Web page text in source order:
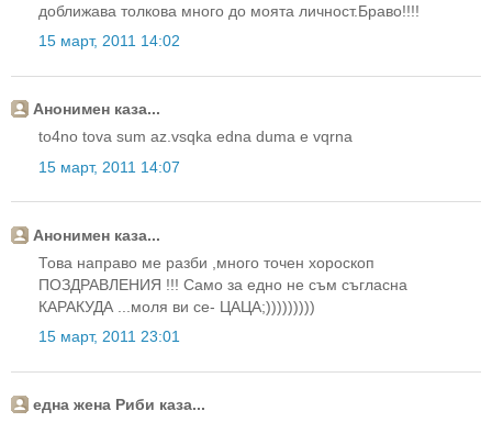
доближава толкова много до моята личност.Браво!!!!
15 март, 2011 14:02
Анонимен каза...
to4no tova sum az.vsqka edna duma e vqrna
15 март, 2011 14:07
Анонимен каза...
Това направо ме разби ,много точен хороскоп
ПОЗДРАВЛЕНИЯ !!! Само за едно не съм съгласна
КАРАКУДА ...моля ви се- ЦАЦА;)))))))))
15 март, 2011 23:01
една жена Риби каза...